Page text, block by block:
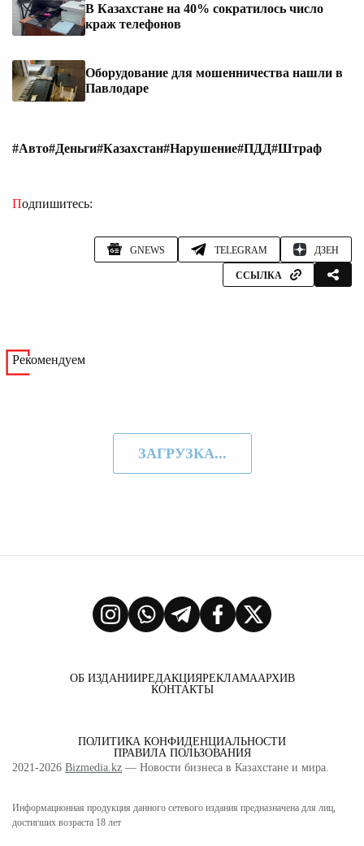
В Казахстане на 40% сократилось число
краж телефонов
Оборудование для мошенничества нашли в
Павлодаре
#Авто#Деньги#Казахстан#Нарушение#ПДД#Штраф
Подпишитесь:
GNEWS TELEGRAM ДЗЕН
ССЫЛКА
Рекомендуем
ЗАГРУЗКА...
ОБ ИЗДАНИИРЕДАКЦИЯРЕКЛАМААРХИВ
КОНТАКТЫ
ПОЛИТИКА КОНФИДЕНЦИАЛЬНОСТИ
ПРАВИЛА ПОЛЬЗОВАНИЯ
2021-2026 Bizmedia.kz — Новости бизнеса в Казахстане и мира.
Информационная продукция данного сетевого издания предназначена для лиц,
достигших возраста 18 лет